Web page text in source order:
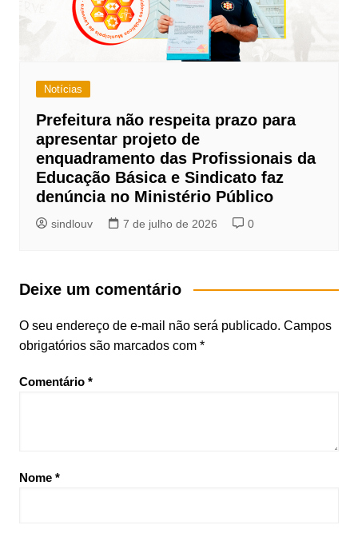
Notícias
Prefeitura não respeita prazo para
apresentar projeto de
enquadramento das Profissionais da
Educação Básica e Sindicato faz
denúncia no Ministério Público
sindlouv 7 de julho de 2026 0
Deixe um comentário
O seu endereço de e-mail não será publicado. Campos
obrigatórios são marcados com *
Comentário *
Nome *